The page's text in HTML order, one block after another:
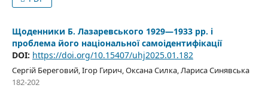
Щоденники Б. Лазаревського 1929—1933 рр. і
проблема його національної самоідентифікації
DOI: https://doi.org/10.15407/uhj2025.01.182
Сергій Береговий, Ігор Гирич, Оксана Силка, Лариса Синявська
182-202